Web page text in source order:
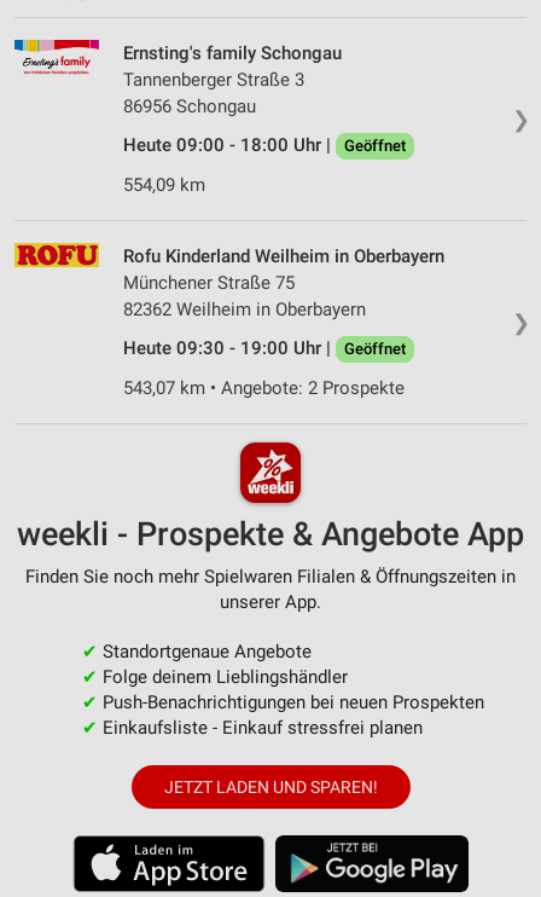
❯
Ernsting's family Schongau
Tannenberger Straße 3
86956 Schongau
Heute 09:00 - 18:00 Uhr |
Geöffnet
554,09 km
❯
Rofu Kinderland Weilheim in Oberbayern
Münchener Straße 75
82362 Weilheim in Oberbayern
Heute 09:30 - 19:00 Uhr |
Geöffnet
543,07 km • Angebote: 2 Prospekte
weekli - Prospekte & Angebote App
Finden Sie noch mehr Spielwaren Filialen & Öffnungszeiten in
unserer App.
✔ Standortgenaue Angebote
✔ Folge deinem Lieblingshändler
✔ Push-Benachrichtigungen bei neuen Prospekten
✔ Einkaufsliste - Einkauf stressfrei planen
JETZT LADEN UND SPAREN!